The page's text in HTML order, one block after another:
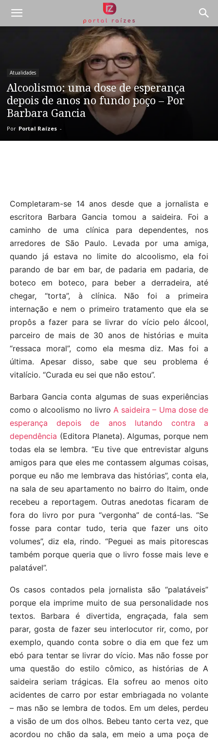
Atualidades
Alcoolismo: uma dose de esperança
depois de anos no fundo poço – Por
Barbara Gancia
Por Portal Raízes -
Completaram-se 14 anos desde que a jornalista e
escritora Barbara Gancia tomou a saideira. Foi a
caminho de uma clínica para dependentes, nos
arredores de São Paulo. Levada por uma amiga,
quando já estava no limite do alcoolismo, ela foi
parando de bar em bar, de padaria em padaria, de
boteco em boteco, para beber a derradeira, até
chegar, “torta”, à clínica. Não foi a primeira
internação e nem o primeiro tratamento que ela se
propôs a fazer para se livrar do vício pelo álcool,
parceiro de mais de 30 anos de histórias e muita
“ressaca moral”, como ela mesma diz. Mas foi a
última. Apesar disso, sabe que seu problema é
vitalício. “Curada eu sei que não estou”.
Barbara Gancia conta algumas de suas experiências
como o alcoolismo no livro A saideira – Uma dose de
esperança depois de anos lutando contra a
dependência (Editora Planeta). Algumas, porque nem
todas ela se lembra. “Eu tive que entrevistar alguns
amigos para que eles me contassem algumas coisas,
porque eu não me lembrava das histórias”, conta ela,
na sala de seu apartamento no bairro do Itaim, onde
recebeu a reportagem. Outras anedotas ficaram de
fora do livro por pura “vergonha” de contá-las. “Se
fosse para contar tudo, teria que fazer uns oito
volumes”, diz ela, rindo. “Peguei as mais pitorescas
também porque queria que o livro fosse mais leve e
palatável”.
Os casos contados pela jornalista são “palatáveis”
porque ela imprime muito de sua personalidade nos
textos. Barbara é divertida, engraçada, fala sem
parar, gosta de fazer seu interlocutor rir, como, por
exemplo, quando conta sobre o dia em que fez um
ebó para tentar se livrar do vício. Mas não fosse por
uma questão do estilo cômico, as histórias de A
saideira seriam trágicas. Ela sofreu ao menos oito
acidentes de carro por estar embriagada no volante
– mas não se lembra de todos. Em um deles, perdeu
a visão de um dos olhos. Bebeu tanto certa vez, que
acordou no chão da sala, em meio a uma poça de